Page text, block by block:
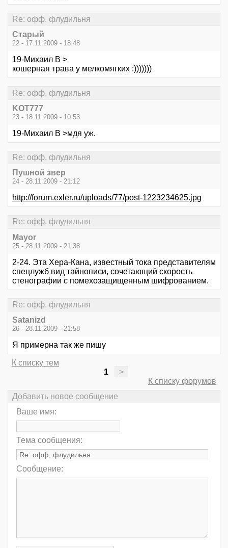
Re: офф, флудильня
Старый
22 - 17.11.2009 - 18:48
19-Михаил В >
кошерная трава у мелкомягких :)))))))
Re: офф, флудильня
KOT777
23 - 18.11.2009 - 10:53
19-Михаил В >мдя уж.
Re: офф, флудильня
Пушной звер
24 - 28.11.2009 - 21:12
http://forum.exler.ru/uploads/77/post-1223234625.jpg
Re: офф, флудильня
Mayor
25 - 28.11.2009 - 21:38
2-24. Эта Хера-Кана, известный тока представителям
спецлужб вид тайнописи, сочетающий скорость
стенографии с помехозащищенным шифрованием.
Re: офф, флудильня
Satanizd
26 - 28.11.2009 - 21:58
Я примерна так же пишу
К списку тем
1
>
К списку форумов
Добавить новое сообщение
Ваше имя:
Тема сообщения:
Сообщение: